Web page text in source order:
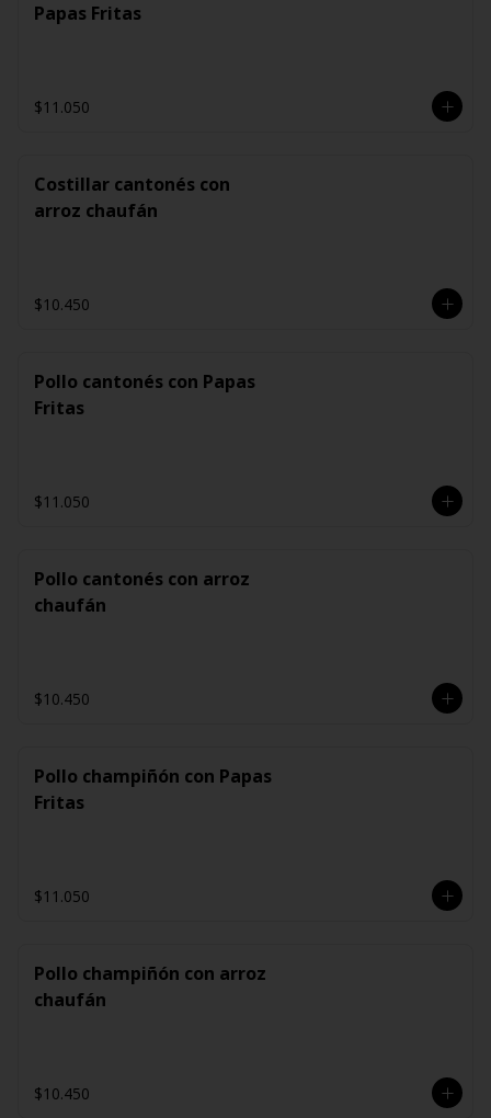
Papas Fritas
$11.050
Costillar cantonés con
arroz chaufán
$10.450
Pollo cantonés con Papas
Fritas
$11.050
Pollo cantonés con arroz
chaufán
$10.450
Pollo champiñón con Papas
Fritas
$11.050
Pollo champiñón con arroz
chaufán
$10.450